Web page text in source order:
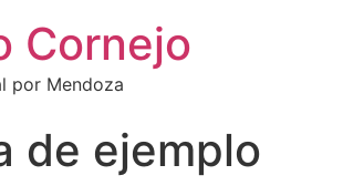
Cornejo
por Mendoza
de ejemplo